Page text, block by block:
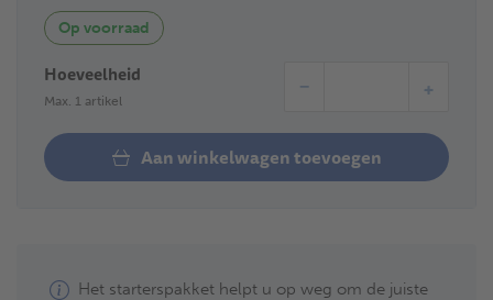
Op voorraad
Hoeveelheid − +
Max. 1 artikel
Aan winkelwagen toevoegen
Het starterspakket helpt u op weg om de juiste